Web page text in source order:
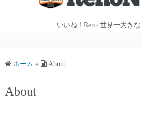
プ
いいね！Reno 世界一大き
ホーム » About
About